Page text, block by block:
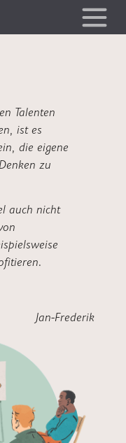
Talenten
ist es
die eigene
zu
auch nicht
Jan-Frederik